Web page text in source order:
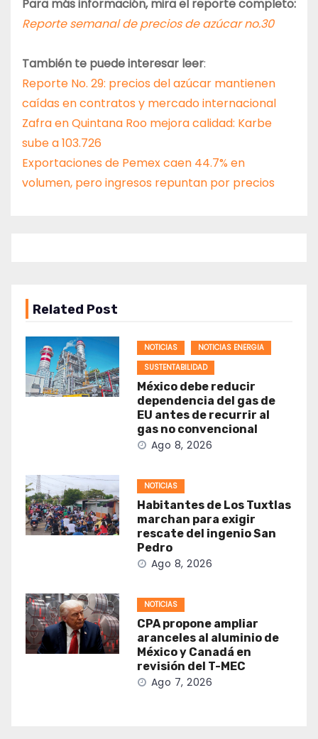
Para más información, mira el reporte completo:
Reporte semanal de precios de azúcar no.30
También te puede interesar leer:
Reporte No. 29: precios del azúcar mantienen
caídas en contratos y mercado internacional
Zafra en Quintana Roo mejora calidad: Karbe
sube a 103.726
Exportaciones de Pemex caen 44.7% en
volumen, pero ingresos repuntan por precios
Related Post
NOTICIAS
NOTICIAS ENERGIA
SUSTENTABILIDAD
México debe reducir
dependencia del gas de
EU antes de recurrir al
gas no convencional
Ago 8, 2026
NOTICIAS
Habitantes de Los Tuxtlas
marchan para exigir
rescate del ingenio San
Pedro
Ago 8, 2026
NOTICIAS
CPA propone ampliar
aranceles al aluminio de
México y Canadá en
revisión del T-MEC
Ago 7, 2026